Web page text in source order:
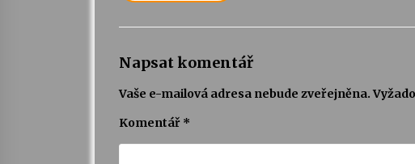
Napsat komentář
Vaše e-mailová adresa nebude zveřejněna.
Komentář *